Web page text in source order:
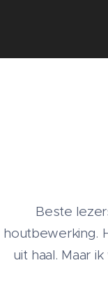
Beste
houtbewerking.
uit haal. Maar